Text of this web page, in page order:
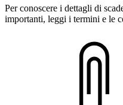
Per conoscere i dettagli di
importanti, leggi i termini e le